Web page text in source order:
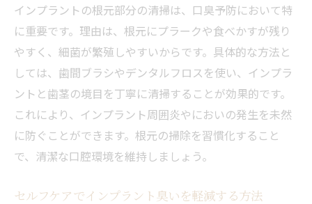
インプラントの根元部分の清掃は、口臭予防において特
に重要です。理由は、根元にプラークや食べかすが残り
やすく、細菌が繁殖しやすいからです。具体的な方法と
しては、歯間ブラシやデンタルフロスを使い、インプラ
ントと歯茎の境目を丁寧に清掃することが効果的です。
これにより、インプラント周囲炎やにおいの発生を未然
に防ぐことができます。根元の掃除を習慣化すること
で、清潔な口腔環境を維持しましょう。
セルフケアでインプラント臭いを軽減する方法